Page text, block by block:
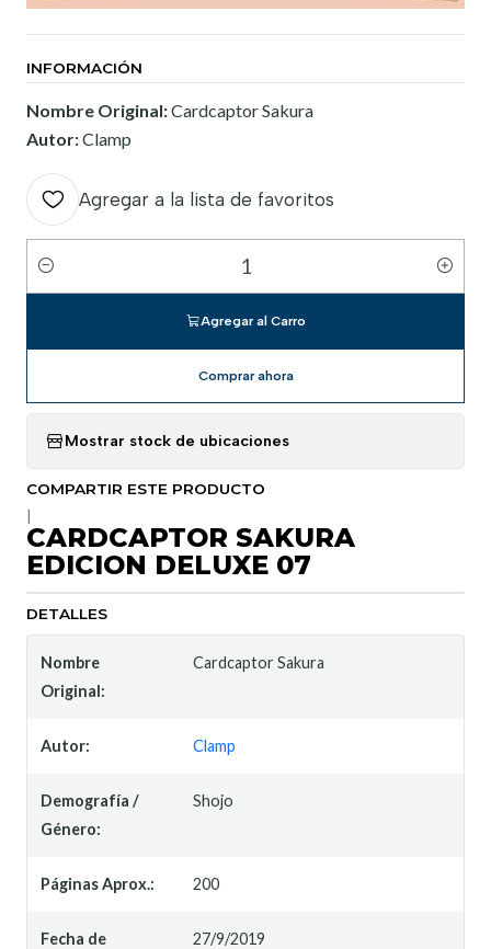
INFORMACIÓN
Nombre Original:Cardcaptor Sakura
Autor:Clamp
Agregar a la lista de favoritos
Cantidad
Agregar al Carro
Comprar ahora
Mostrar stock de ubicaciones
COMPARTIR ESTE PRODUCTO
CARDCAPTOR SAKURA
EDICION DELUXE 07
DETALLES
Nombre
Original:
Cardcaptor Sakura
Autor: Clamp
Demografía /
Género:
Shojo
Páginas Aprox.: 200
Fecha de
27/9/2019